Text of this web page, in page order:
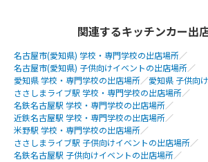
関連するキッチンカー出
名古屋市(愛知県) 学校・専門学校の出店場所／
名古屋市(愛知県) 子供向けイベントの出店場所／
愛知県 学校・専門学校の出店場所／愛知県 子供向
ささしまライブ駅 学校・専門学校の出店場所／
名鉄名古屋駅 学校・専門学校の出店場所／
近鉄名古屋駅 学校・専門学校の出店場所／
米野駅 学校・専門学校の出店場所／
ささしまライブ駅 子供向けイベントの出店場所／
名鉄名古屋駅 子供向けイベントの出店場所／